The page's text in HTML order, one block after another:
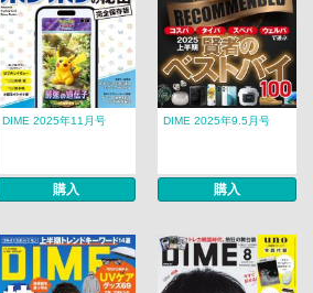
DIME 2025年11月号
購入
DIME 2025年9.5月号
購入